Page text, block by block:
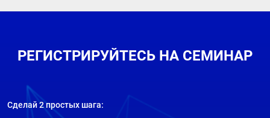
РЕГИСТРИРУЙТЕСЬ НА СЕМИНАР
Сделай 2 простых шага: